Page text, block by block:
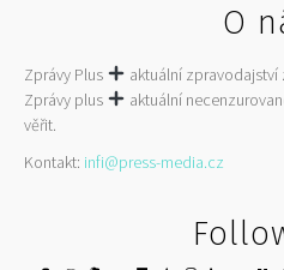
O
Zprávy Plus
aktuální zpravodajství
Zprávy plus
aktuální
věřit.
Kontakt: infi@press-media.cz